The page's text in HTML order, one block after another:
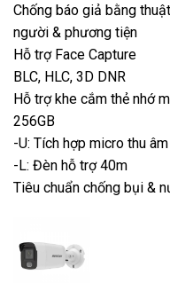
Chống báo giả bằng
người & phương tiện
Hỗ trợ Face Capture
BLC, HLC, 3D DNR
Hỗ trợ khe cắm thẻ nhớ
256GB
-U: Tích hợp micro thu âm
-L: Đèn hỗ trợ 40m
Tiêu chuẩn chống bụi &